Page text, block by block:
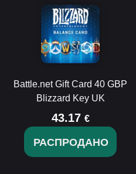
Battle.net Gift Card 40 GBP
Blizzard Key UK
43.17 €
РАСПРОДАНО